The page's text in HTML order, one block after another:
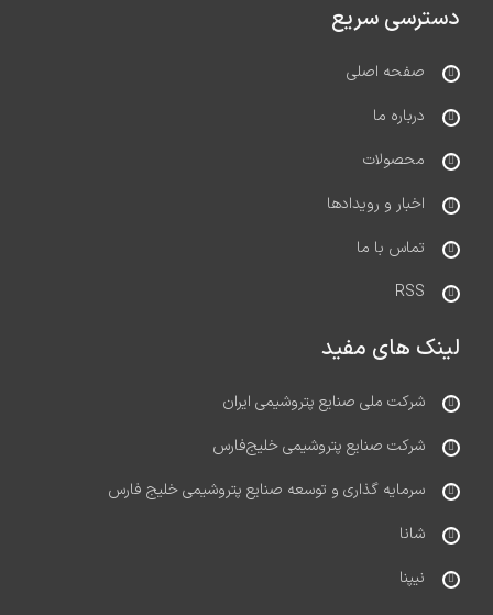
دسترسی سریع
صفحه اصلی
درباره ما
محصولات
اخبار و رویدادها
تماس با ما
RSS
لینک های مفید
شرکت ملی صنایع پتروشیمی ایران
شرکت صنایع پتروشیمی خلیج‌فارس
سرمایه گذاری و توسعه صنایع پتروشیمی خلیج فارس
شانا
نیپنا